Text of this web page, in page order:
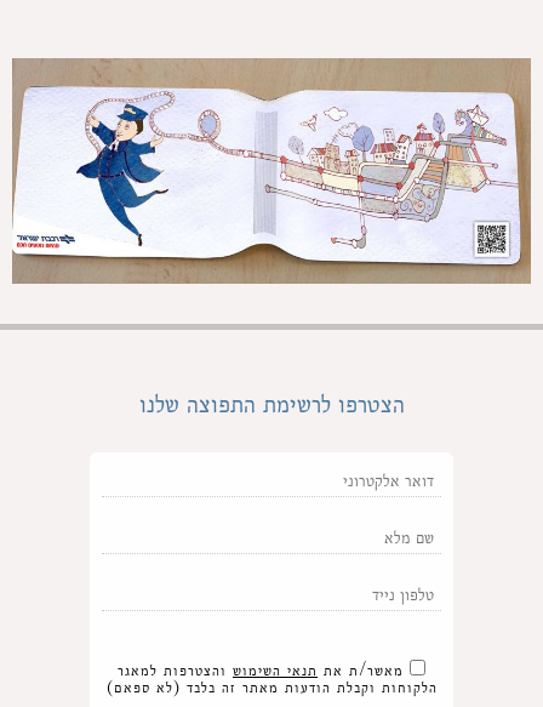
הצטרפו לרשימת התפוצה שלנו
מאשר/ת את תנאי השימוש והצטרפות למאגר
הלקוחות וקבלת הודעות מאתר זה בלבד (לא ספאם)